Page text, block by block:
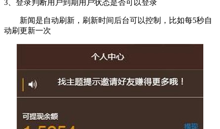
3、登录判断用户到期用户状态是否可以登录
新闻是自动刷新，刷新时间后台可以控制，比如每5秒自
动刷更新一次